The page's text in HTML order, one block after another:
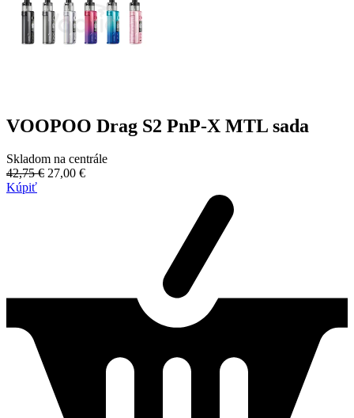
VOOPOO Drag S2 PnP-X MTL sada
Skladom na centrále
42,75 € 27,00 €
Kúpiť